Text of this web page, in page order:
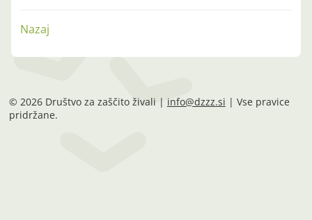
Nazaj
© 2026 Društvo za zaščito živali | info@dzzz.si | Vse pravice
pridržane.